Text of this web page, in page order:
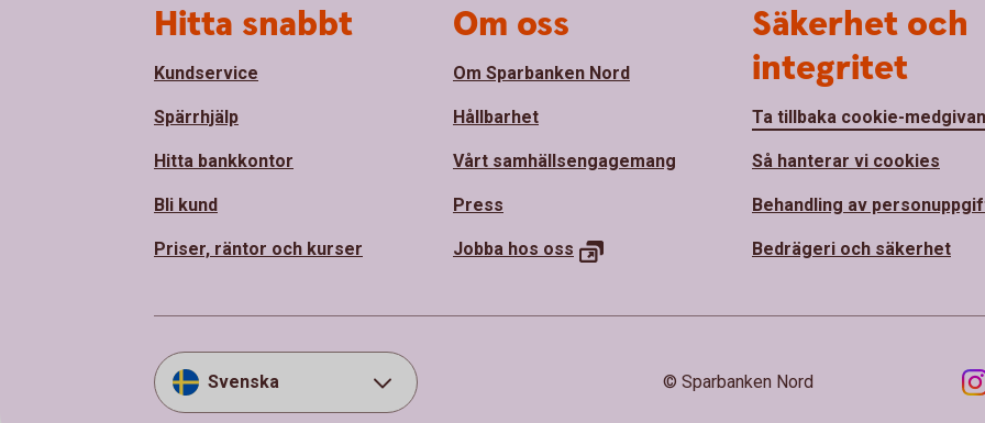
Hitta snabbt
Kundservice
Spärrhjälp
Hitta bankkontor
Bli kund
Priser, räntor och kurser
Om oss
Om Sparbanken Nord
Hållbarhet
Vårt samhällsengagemang
Press
Jobba hos oss
Säkerhet och
integritet
Ta tillbaka cookie-
Så hanterar vi cookies
Behandling av
Bedrägeri och säkerhet
Svenska © Sparbanken Nord